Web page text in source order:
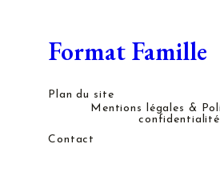
Format Famille
Plan du site
Mentions légales &
confidentialité
Contact